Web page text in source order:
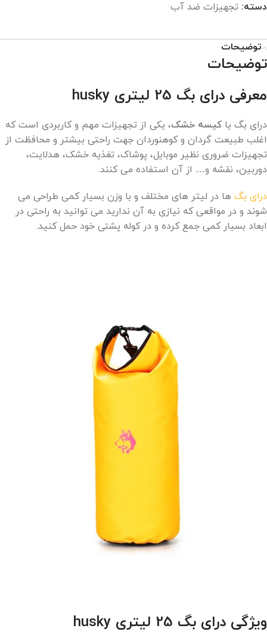
دسته: تجهیزات ضد آب
توضیحات
توضیحات
معرفی درای بگ 25 لیتری husky
درای بگ یا کیسه خشک، یکی از تجهیزات مهم و کاربردی است که
اغلب طبیعت گردان و کوهنوردان جهت راحتی بیشتر و محافظت از
تجهیزات ضروری نظیر موبایل، پوشاک، تغذیه خشک، هدلایت،
دوربین، نقشه و… از آن استفاده می کنند.
درای بگ ها در لیتر های مختلف و با وزن بسیار کمی طراحی می
شوند و در مواقعی که نیازی به آن ندارید می توانید به راحتی در
ابعاد بسیار کمی جمع کرده و در کوله پشتی خود حمل کنید.
ویژگی درای بگ 25 لیتری husky